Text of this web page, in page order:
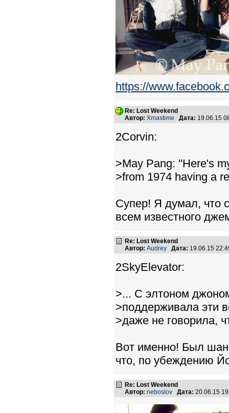
https://
Re: Lost Weekend
Автор: Xmastime Дата: 19.06.15
2Corvin:
>May Pang: "Here's
>from 1974 having a
Супер! Я думал, что
всем известного
Re: Lost Weekend
Автор: Audrey Дата: 19.06.15
2SkyElevator:
>... С элтоном
>поддерживала эти
>даже не говорила,
Вот именно! Был
что, по убеждению
Re: Lost Weekend
Автор: neboslov Дата: 20.06.15